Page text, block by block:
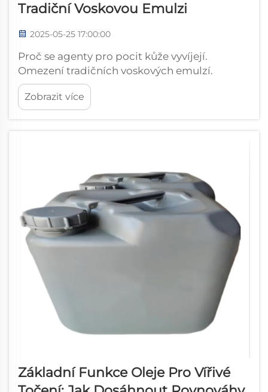
Tradiční Voskovou Emulzi
2025-05-25 17:00:00
Proč se agenty pro pocit kůže vyvíjejí.
Omezení tradičních voskových emulzí.
Staromódní voskové emulze byly dříve velmi
populární pro úpravu kožených výrobků, ale
přinášejí některé skutečné problémy, které se
Zobrazit více
Základní Funkce Oleje Pro Vířivé